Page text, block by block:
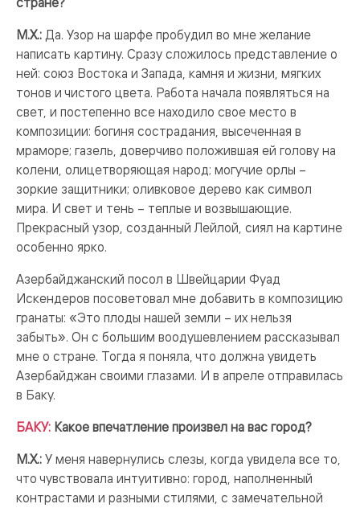
М.Х.: Да. Узор на шарфе пробудил во мне желание
написать картину. Сразу сложилось представление о
ней: союз Востока и Запада, камня и жизни, мягких
тонов и чистого цвета. Работа начала появляться на
свет, и постепенно все находило свое место в
композиции: богиня сострадания, высеченная в
мраморе; газель, доверчиво положившая ей голову на
колени, олицетворяющая народ; могучие орлы –
зоркие защитники; оливковое дерево как символ
мира. И свет и тень – теплые и возвышающие.
Прекрасный узор, созданный Лейлой, сиял на картине
особенно ярко.
Азербайджанский посол в Швейцарии Фуад
Искендеров посоветовал мне добавить в композицию
гранаты: «Это плоды нашей земли – их нельзя
забыть». Он с большим воодушевлением рассказывал
мне о стране. Тогда я поняла, что должна увидеть
Азербайджан своими глазами. И в апреле отправилась
в Баку.
БАКУ: Какое впечатление произвел на вас город?
М.Х.: У меня навернулись слезы, когда увидела все то,
что чувствовала интуитивно: город, наполненный
контрастами и разными стилями, с замечательной